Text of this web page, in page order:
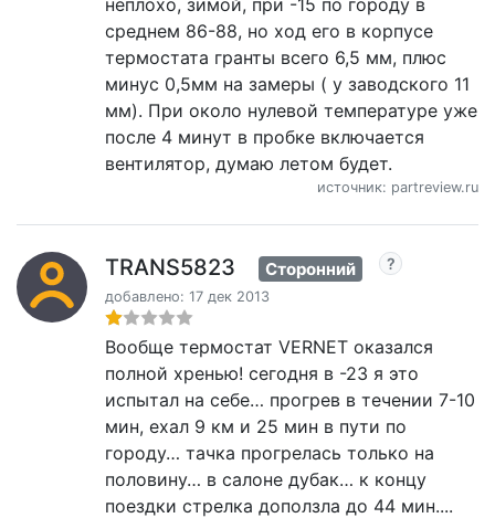
неплохо, зимой, при -15 по городу в
среднем 86-88, но ход его в корпусе
термостата гранты всего 6,5 мм, плюс
минус 0,5мм на замеры ( у заводского 11
мм). При около нулевой температуре уже
после 4 минут в пробке включается
вентилятор, думаю летом будет.
источник: partreview.ru
TRANS5823 Сторонний
добавлено: 17 дек 2013
Вообще термостат VERNET оказался
полной хренью! сегодня в -23 я это
испытал на себе… прогрев в течении 7-10
мин, ехал 9 км и 25 мин в пути по
городу… тачка прогрелась только на
половину… в салоне дубак… к концу
поездки стрелка доползла до 44 мин....